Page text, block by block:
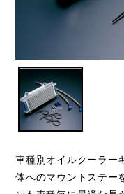
車種別オイルクーラー
体へのマウントステー